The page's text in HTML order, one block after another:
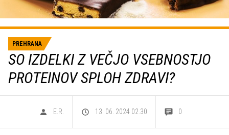
PREHRANA
SO IZDELKI Z VEČJO VSEBNOSTJO
PROTEINOV SPLOH ZDRAVI?
E.R. 13. 06. 2024 02.30 0